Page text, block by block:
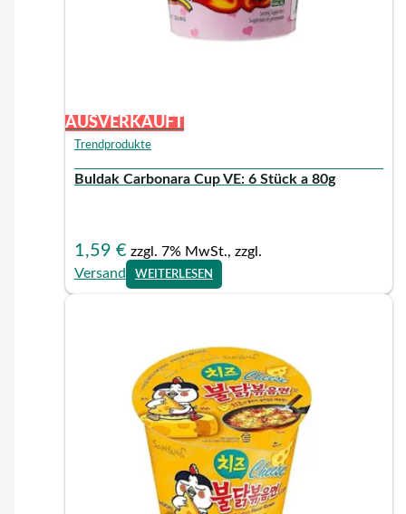
AUSVERKAUFT
Trendprodukte
Buldak Carbonara Cup VE: 6 Stück a 80g
1,59 € zzgl. 7% MwSt., zzgl.
Versand
WEITERLESEN